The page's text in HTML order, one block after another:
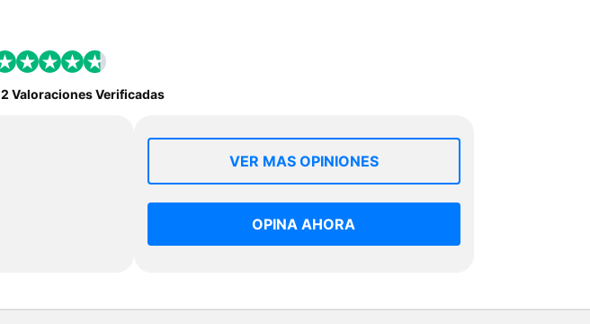
2 Valoraciones Verificadas
VER MAS OPINIONES
OPINA AHORA